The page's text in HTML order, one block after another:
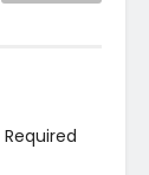
Required